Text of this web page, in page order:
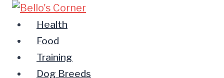
Zum
Inhalt
springen
Health
Food
Training
Dog Breeds